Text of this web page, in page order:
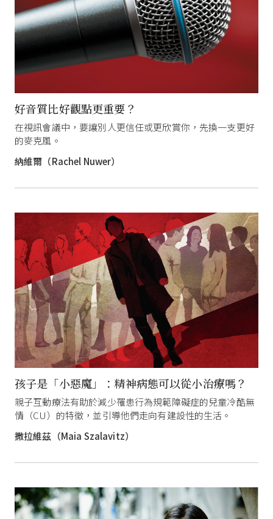
好音質比好觀點更重要？
在視訊會議中，要讓別人更信任或更欣賞你，先換一支更好
的麥克風。
納維爾（Rachel Nuwer）
孩子是「小惡魔」：精神病態可以從小治療嗎？
親子互動療法有助於減少罹患行為規範障礙症的兒童冷酷無
情（CU）的特徵，並引導他們走向有建設性的生活。
撒拉維茲（Maia Szalavitz）